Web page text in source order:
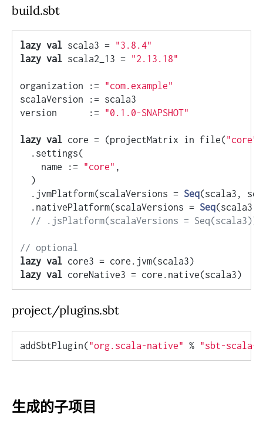
build.sbt
lazy val scala3 =
"3.8.4"
lazy val scala2_13 = "2.13.18"
organization :=
"com.example"
scalaVersion := scala3
version      :=
"0.1.0-SNAPSHOT"
lazy val core = (projectMatrix in file("core"
  .settings(
    name :=
"core" ,
  )
  .jvmPlatform(scalaVersions =
Seq(scala3,
  .nativePlatform(scalaVersions =
Seq(scala3,
// .jsPlatform(scalaVersions = Seq(scala3))
// optional
lazy val
lazy val
project/plugins.sbt
addSbtPlugin("org.scala-native" % "sbt-scala-
生成的子项目